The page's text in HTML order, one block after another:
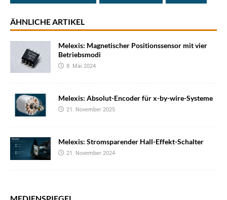
ÄHNLICHE ARTIKEL
Melexis: Magnetischer Positionssensor mit vier
Betriebsmodi
8. Mai 2024
Melexis: Absolut-Encoder für x-by-wire-Systeme
21. November 2025
Melexis: Stromsparender Hall-Effekt-Schalter
21. November 2024